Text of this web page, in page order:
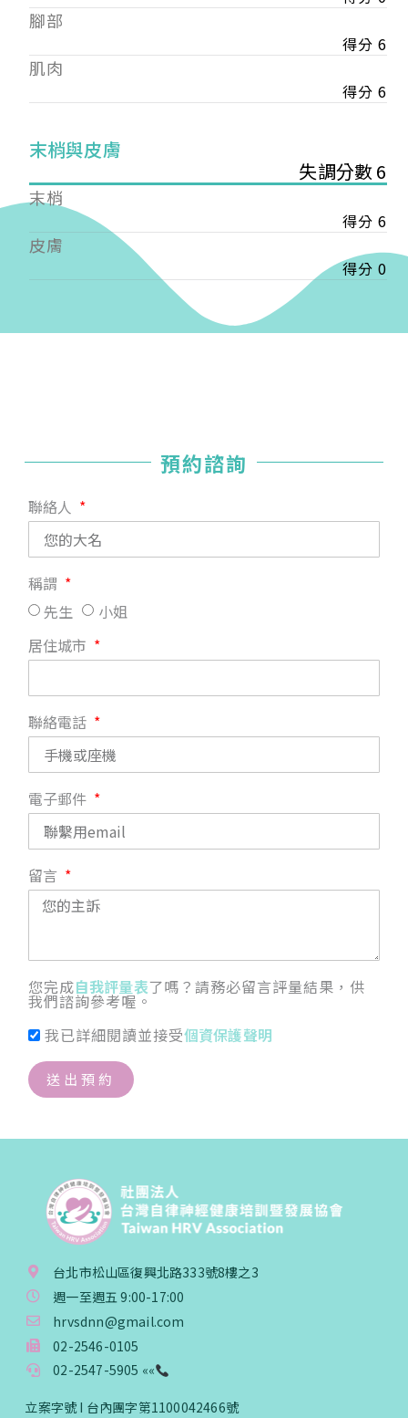
腳部
得分 6
肌肉
得分 6
末梢與皮膚
失調分數 6
末梢
得分 6
皮膚
得分 0
預約諮詢
聯絡人
稱謂
先生
小姐
居住城市
聯絡電話
電子郵件
留言
您完成自我評量表了嗎？請務必留言評量結果，供
我們諮詢參考喔。
我已詳細閱讀並接受個資保護聲明
送出預約
台北市松山區復興北路333號8樓之3
週一至週五 9:00-17:00
hrvsdnn@gmail.com
02-2546-0105
02-2547-5905 ««
立案字號 I 台內團字第1100042466號
——
【會費】
個人會員:
入會費新臺幣1200元，於會員入會時繳納；常年會
入會費新臺幣3000元，於會員入會時繳納；常年會
戶名: 社團法人台灣自律神經健康培訓暨發展協會
帳號: 003-03-501566-2
銀行: (013) 國泰世華 南京東路分行